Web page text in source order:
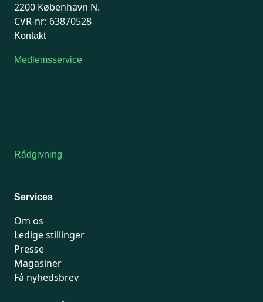
2200 København N.
CVR-nr: 63870528
Kontakt
Medlemsservice
Rådgivning
Services
Om os
Ledige stillinger
Presse
Magasiner
Få nyhedsbrev